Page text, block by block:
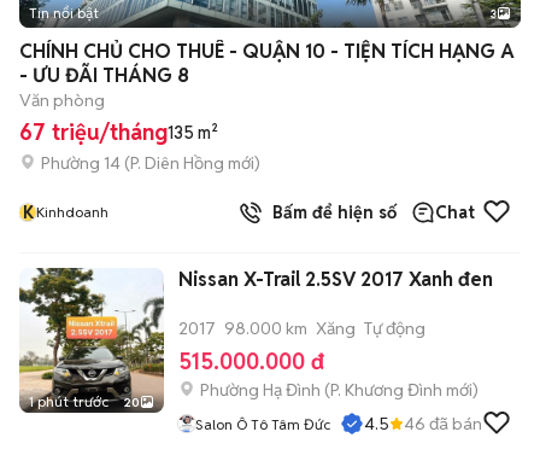
Tin nổi bật 3
CHÍNH CHỦ CHO THUÊ - QUẬN 10 - TIỆN TÍCH HẠNG A
- ƯU ĐÃI THÁNG 8
Văn phòng
67 triệu/tháng135 m²
Phường 14 (P. Diên Hồng mới)
KKinhdoanh Bấm để hiện số Chat
1 phút trước 20
Nissan X-Trail 2.5SV 2017 Xanh đen
2017 98.000 km Xăng Tự động
515.000.000 đ
Phường Hạ Đình (P. Khương Đình mới)
Salon Ô Tô Tâm Đức 4.5 46 đã bán